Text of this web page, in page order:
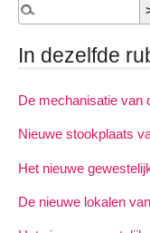
In dezelfde
De mechanisatie van
Nieuwe stookplaats
Het nieuwe
De nieuwe lokalen